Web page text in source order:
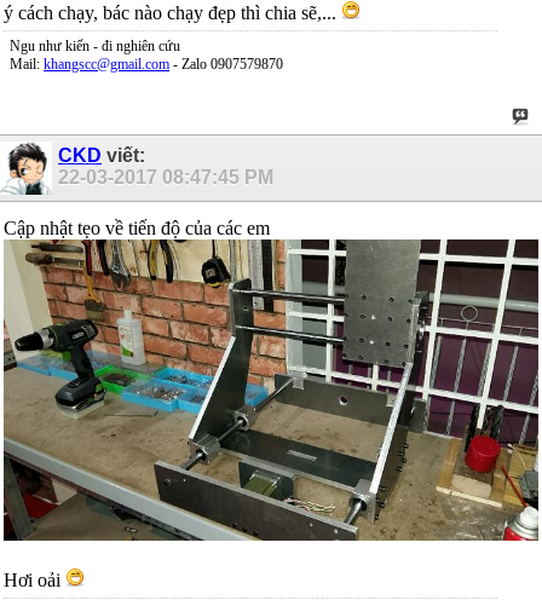
ý cách chạy, bác nào chạy đẹp thì chia sẽ,...
Ngu như kiến - đi nghiên cứu
Mail: khangscc@gmail.com - Zalo 0907579870
CKD viết:
22-03-2017 08:47:45 PM
Cập nhật tẹo về tiến độ của các em
Hơi oải